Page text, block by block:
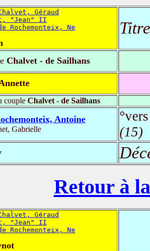
Géraud
"Jean" II
Rochemonteix, Ne
Chalvet - de Sailhans
couple Chalvet - de Sailhans
Antoine
Gabrielle
(15)
Retour à
Géraud
"Jean" II
Rochemonteix, Ne